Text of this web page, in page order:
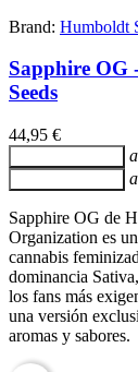
Brand: Humboldt
Sapphire OG
Seeds
44,95 €
Sapphire OG de
Organization es
cannabis
dominancia
los fans más
una versión
aromas y sabores.